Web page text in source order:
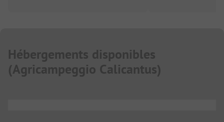
Hébergements disponibles
(Agricampeggio Calicantus)